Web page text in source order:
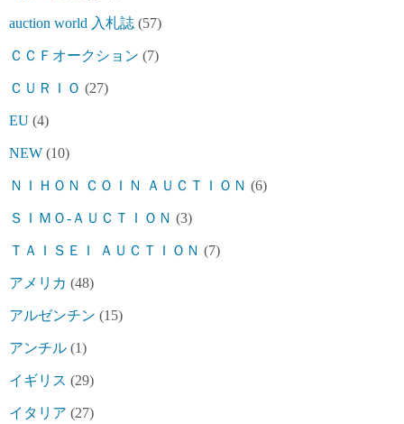
auction world 入札誌 (57)
ＣＣＦオークション (7)
ＣＵＲＩＯ (27)
EU (4)
NEW (10)
ＮＩＨＯＮ ＣＯＩＮ ＡＵＣＴＩＯＮ (6)
ＳＩＭＯ-ＡＵＣＴＩＯＮ (3)
ＴＡＩＳＥＩ ＡＵＣＴＩＯＮ (7)
アメリカ (48)
アルゼンチン (15)
アンチル (1)
イギリス (29)
イタリア (27)